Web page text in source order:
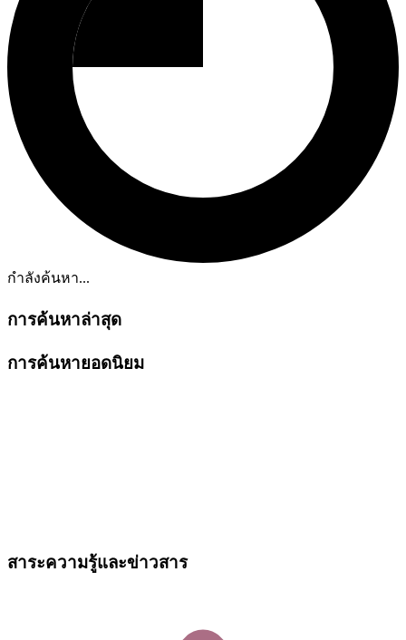
กำลังค้นหา...
การค้นหาล่าสุด
การค้นหายอดนิยม
สาระความรู้และข่าวสาร